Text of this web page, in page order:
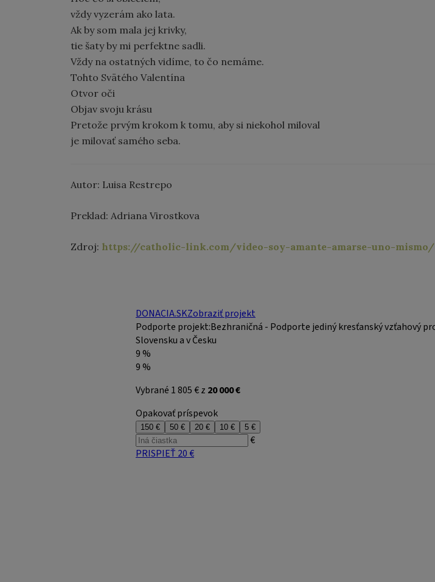
vždy vyzerám ako lata.
Ak by som mala jej krivky,
tie šaty by mi perfektne sadli.
Vždy na ostatných vidíme, to čo nemáme.
Tohto Svätého Valentína
Otvor oči
Objav svoju krásu
Pretože prvým krokom k tomu, aby si niekohol miloval
je milovať samého seba.
Autor: Luisa Restrepo
Preklad: Adriana Virostkova
Zdroj: https://catholic-link.com/video-soy-amante-amarse-uno-mismo/